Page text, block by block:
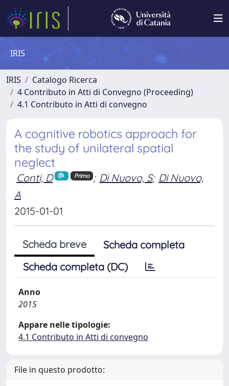
IRIS
IRIS
Catalogo Ricerca
4 Contributo in Atti di Convegno (Proceeding)
4.1 Contributo in Atti di convegno
A cognitive robotics approach for
the study of unilateral spatial
neglect
Conti, D Primo ; Di Nuovo, S; Di Nuovo,
A
2015-01-01
Scheda breve
Scheda completa
Scheda completa (DC)
Anno
2015
Appare nelle tipologie:
4.1 Contributo in Atti di convegno
File in questo prodotto: